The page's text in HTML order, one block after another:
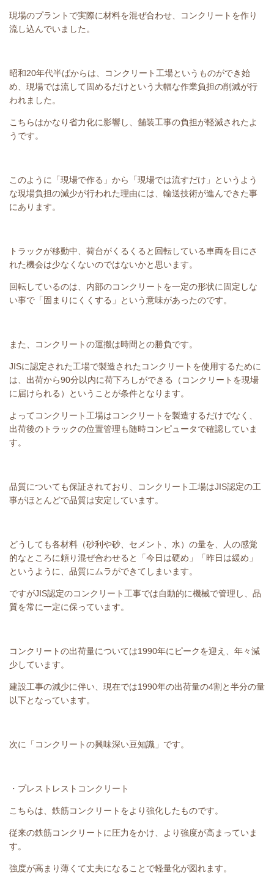
現場のプラントで実際に材料を混ぜ合わせ、コンクリートを作り
流し込んでいました。
昭和20年代半ばからは、コンクリート工場というものができ始
め、現場では流して固めるだけという大幅な作業負担の削減が行
われました。
こちらはかなり省力化に影響し、舗装工事の負担が軽減されたよ
うです。
このように「現場で作る」から「現場では流すだけ」というよう
な現場負担の減少が行われた理由には、輸送技術が進んできた事
にあります。
トラックが移動中、荷台がくるくると回転している車両を目にさ
れた機会は少なくないのではないかと思います。
回転しているのは、内部のコンクリートを一定の形状に固定しな
い事で「固まりにくくする」という意味があったのです。
また、コンクリートの運搬は時間との勝負です。
JISに認定された工場で製造されたコンクリートを使用するために
は、出荷から90分以内に荷下ろしができる（コンクリートを現場
に届けられる）ということが条件となります。
よってコンクリート工場はコンクリートを製造するだけでなく、
出荷後のトラックの位置管理も随時コンピュータで確認していま
す。
品質についても保証されており、コンクリート工場はJIS認定の工
事がほとんどで品質は安定しています。
どうしても各材料（砂利や砂、セメント、水）の量を、人の感覚
的なところに頼り混ぜ合わせると「今日は硬め」「昨日は緩め」
というように、品質にムラができてしまいます。
ですがJIS認定のコンクリート工事では自動的に機械で管理し、品
質を常に一定に保っています。
コンクリートの出荷量については1990年にピークを迎え、年々減
少しています。
建設工事の減少に伴い、現在では1990年の出荷量の4割と半分の量
以下となっています。
次に「コンクリートの興味深い豆知識」です。
・プレストレストコンクリート
こちらは、鉄筋コンクリートをより強化したものです。
従来の鉄筋コンクリートに圧力をかけ、より強度が高まっていま
す。
強度が高まり薄くて丈夫になることで軽量化が図れます。